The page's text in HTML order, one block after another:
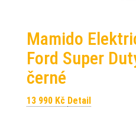
Mamido
Ford Super
černé
13 990 Kč Detail